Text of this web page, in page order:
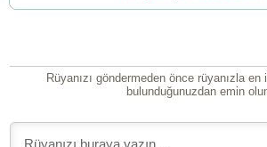
Rüyanızı göndermeden önce rüyanızla
bulunduğunuzdan emin